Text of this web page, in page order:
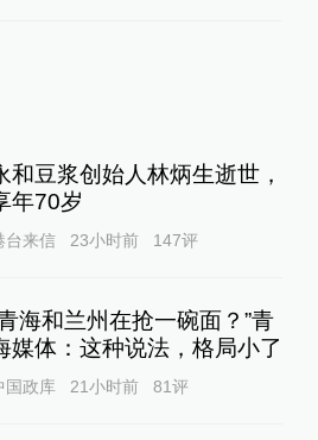
和豆浆创始人林炳生逝世，
年70岁
台来信 23小时前 147评
海和兰州在抢一碗面？”青
媒体：这种说法，格局小了
国政库 21小时前 81评